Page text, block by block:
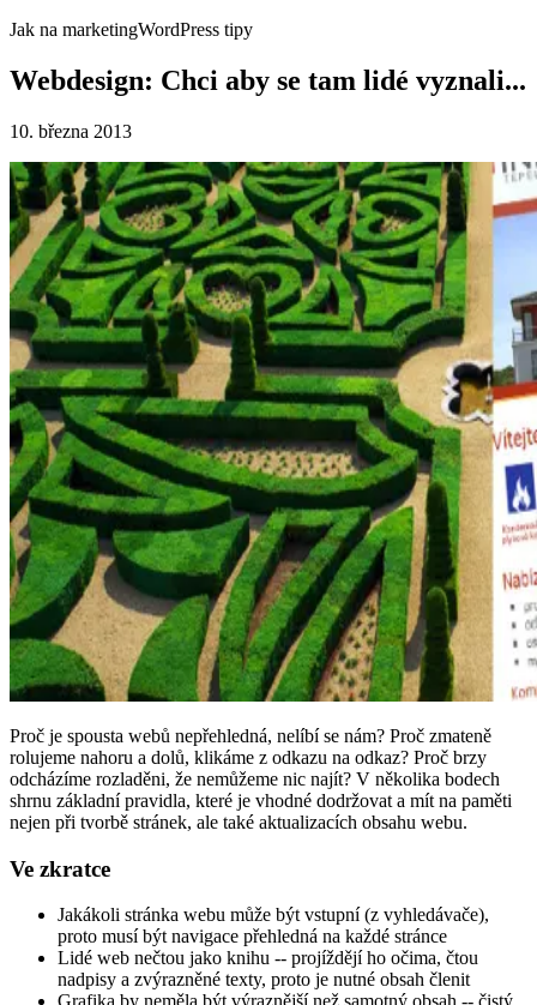
Jak na marketingWordPress tipy
Webdesign: Chci aby se tam lidé vyznali...
10. března 2013
Proč je spousta webů nepřehledná, nelíbí se nám? Proč zmateně
rolujeme nahoru a dolů, klikáme z odkazu na odkaz? Proč brzy
odcházíme rozladěni, že nemůžeme nic najít? V několika bodech
shrnu základní pravidla, které je vhodné dodržovat a mít na paměti
nejen při tvorbě stránek, ale také aktualizacích obsahu webu.
Ve zkratce
Jakákoli stránka webu může být vstupní (z vyhledávače),
proto musí být navigace přehledná na každé stránce
Lidé web nečtou jako knihu -- projíždějí ho očima, čtou
nadpisy a zvýrazněné texty, proto je nutné obsah členit